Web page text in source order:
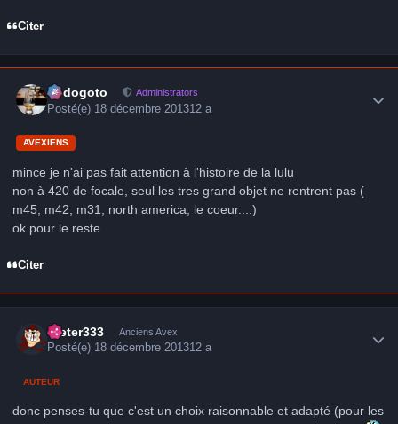
Citer
frédogoto Administrators
Posté(e) 18 décembre 201312 a
AVEXIENS
mince je n'ai pas fait attention à l'histoire de la lulu
non à 420 de focale, seul les tres grand objet ne rentrent pas (
m45, m42, m31, north america, le coeur....)
ok pour le reste
Citer
Dieter333 Anciens Avex
Posté(e) 18 décembre 201312 a
AUTEUR
donc penses-tu que c'est un choix raisonnable et adapté (pour les